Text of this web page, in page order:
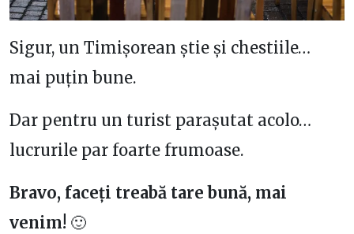
Sigur, un Timișorean știe și chestiile…
mai puțin bune.
Dar pentru un turist parașutat acolo…
lucrurile par foarte frumoase.
Bravo, faceți treabă tare bună, mai
venim! 🙂